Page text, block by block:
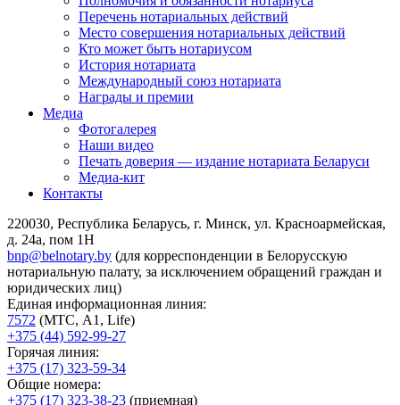
Перечень нотариальных действий
Место совершения нотариальных действий
Кто может быть нотариусом
История нотариата
Международный союз нотариата
Награды и премии
Медиа
Фотогалерея
Наши видео
Печать доверия — издание нотариата Беларуси
Медиа-кит
Контакты
220030, Республика Беларусь, г. Минск, ул. Красноармейская,
д. 24а, пом 1Н
bnp@belnotary.by (для корреспонденции в Белорусскую
нотариальную палату, за исключением обращений граждан и
юридических лиц)
Единая информационная линия:
7572 (МТС, A1, Life)
+375 (44) 592-99-27
Горячая линия:
+375 (17) 323-59-34
Общие номера:
+375 (17) 323-38-23 (приемная)